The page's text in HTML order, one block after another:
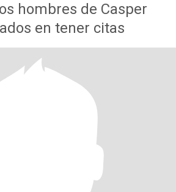
hombres de Casper
​​en tener citas